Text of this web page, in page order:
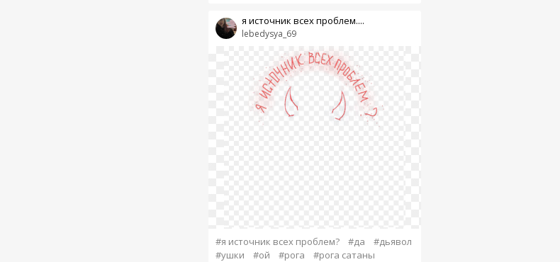
lebedysya_69
я источник всех проблем....
#я источник всех проблем? #да
#дьявол
#ушки
#ой #рога #рога сатаны